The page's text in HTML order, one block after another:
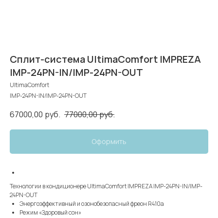
Сплит-система UltimaComfort IMPREZA
IMP-24PN-IN/IMP-24PN-OUT
UltimaComfort
IMP-24PN-IN/IMP-24PN-OUT
67000,00 руб. 77000,00руб.
Оформить
Технологии в кондиционере UltimaComfort IMPREZA IMP-24PN-IN/IMP-
24PN-OUT
Энергоэффективный и озонобезопасный фреон R410a
Режим «Здоровый сон»